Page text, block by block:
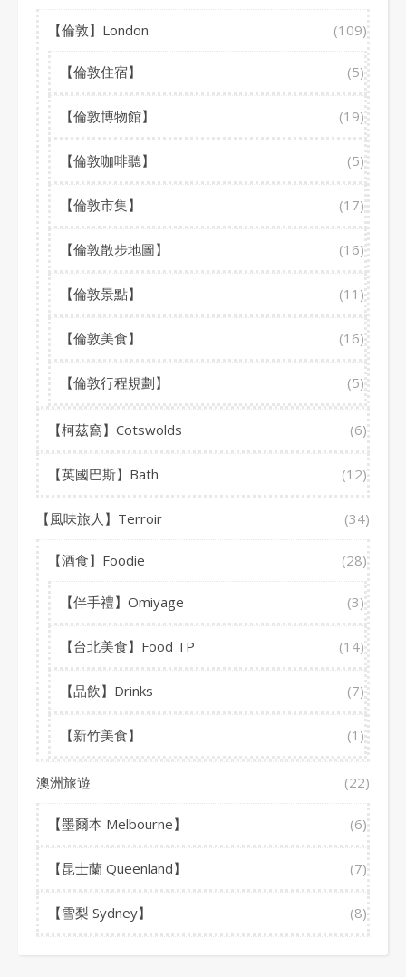
【倫敦】London (109)
【倫敦住宿】 (5)
【倫敦博物館】 (19)
【倫敦咖啡聽】 (5)
【倫敦市集】 (17)
【倫敦散步地圖】 (16)
【倫敦景點】 (11)
【倫敦美食】 (16)
【倫敦行程規劃】 (5)
【柯茲窩】Cotswolds (6)
【英國巴斯】Bath (12)
【風味旅人】Terroir (34)
【酒食】Foodie (28)
【伴手禮】Omiyage (3)
【台北美食】Food TP (14)
【品飲】Drinks (7)
【新竹美食】 (1)
澳洲旅遊 (22)
【墨爾本 Melbourne】 (6)
【昆士蘭 Queenland】 (7)
【雪梨 Sydney】 (8)